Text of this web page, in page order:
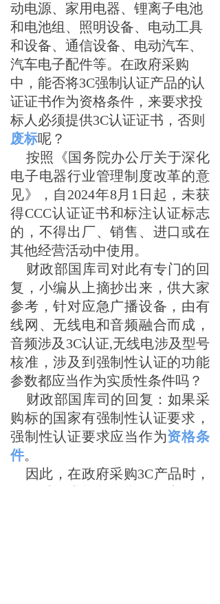
动电源、家用电器、锂离子电池
和电池组、照明设备、电动工具
和设备、通信设备、电动汽车、
汽车电子配件等。在政府采购
中，能否将3C强制认证产品的认
证证书作为资格条件，来要求投
标人必须提供3C认证证书，否则
废标呢？
按照《国务院办公厅关于深化
电子电器行业管理制度改革的意
见》，自2024年8月1日起，未获
得CCC认证证书和标注认证标志
的，不得出厂、销售、进口或在
其他经营活动中使用。
财政部国库司对此有专门的回
复，小编从上摘抄出来，供大家
参考，针对应急广播设备，由有
线网、无线电和音频融合而成，
音频涉及3C认证,无线电涉及型号
核准，涉及到强制性认证的功能
参数都应当作为实质性条件吗？
财政部国库司的回复：如果采
购标的国家有强制性认证要求，
强制性认证要求应当作为资格条
件。
因此，在政府采购3C产品时，